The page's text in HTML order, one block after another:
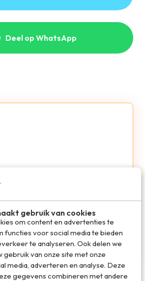
gebruik van cookies
om content en advertenties te
functies voor social media te bieden
te analyseren. Ook delen we
van onze site met onze
media, adverteren en analyse. Deze
gegevens combineren met andere
Deel op WhatsApp
en trends in de reiswereld.
TikTok, Facebook en Instagram